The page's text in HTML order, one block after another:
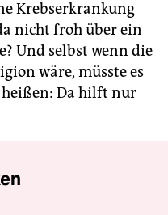
Krebserkrankung
nicht froh über ein
Und selbst wenn die
wäre, müsste es
heißen: Da hilft nur